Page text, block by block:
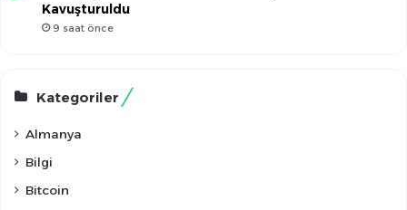
Kavuşturuldu
9 saat önce
Kategoriler
Almanya
Bilgi
Bitcoin